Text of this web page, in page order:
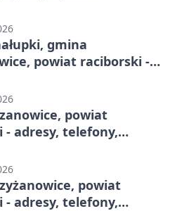
gmina
powiat raciborski -
powiat
- adresy, telefony,
powiat
- adresy, telefony,